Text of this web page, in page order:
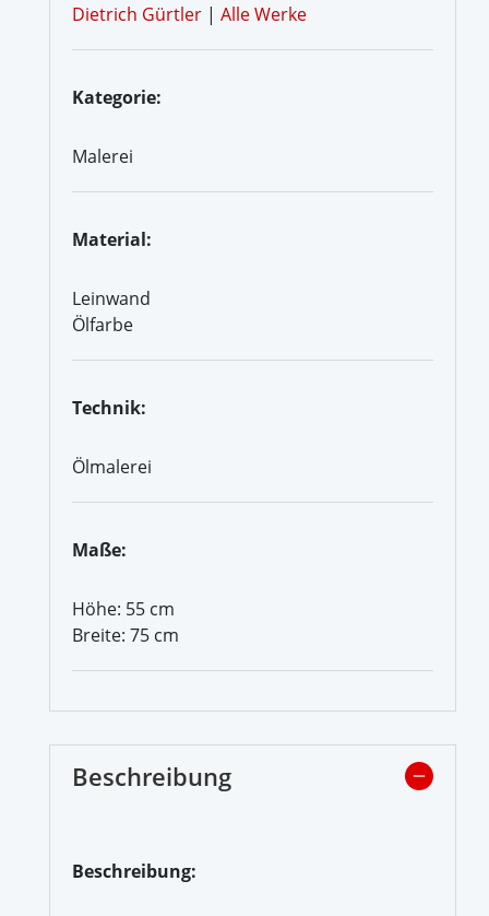
Dietrich Gürtler | Alle Werke
Kategorie:
Malerei
Material:
Leinwand
Ölfarbe
Technik:
Ölmalerei
Maße:
Höhe: 55 cm
Breite: 75 cm
Beschreibung
Beschreibung: